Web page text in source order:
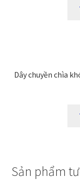
Dây chuyền chìa
Sản phẩm